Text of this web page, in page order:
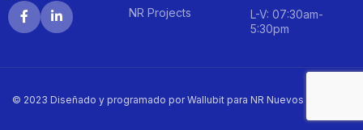
NR Projects
L-V: 07:30am-
5:30pm
© 2023 Diseñado y programado por Wallubit para NR Nuevos Recursos